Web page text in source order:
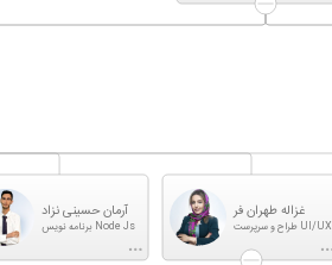
آرمان حسینی نزاد
برنامه نویس Node Js
غزاله طهران فر
طراح و سرپرست UI/UX